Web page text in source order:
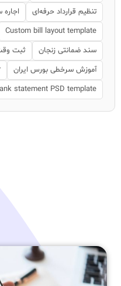
تنظیم قرارداد حرفه‌ای
Custom bill layout template
سند ضمانتی زنجان
ثبت
آموزش سرخطی بورس ایران
statement PSD template